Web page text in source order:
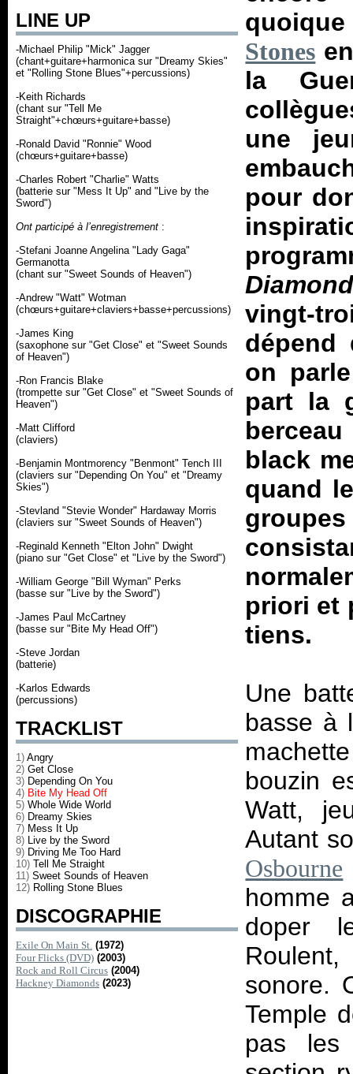
LINE UP
-Michael Philip "Mick" Jagger
(chant+guitare+harmonica sur "Dreamy Skies"
et "Rolling Stone Blues"+percussions)
-Keith Richards
(chant sur "Tell Me
Straight"+chœurs+guitare+basse)
-Ronald David "Ronnie" Wood
(chœurs+guitare+basse)
-Charles Robert "Charlie" Watts
(batterie sur "Mess It Up" and "Live by the
Sword")
Ont participé à l’enregistrement :
-Stefani Joanne Angelina "Lady Gaga"
Germanotta
(chant sur "Sweet Sounds of Heaven")
-Andrew "Watt" Wotman
(chœurs+guitare+claviers+basse+percussions)
-James King
(saxophone sur "Get Close" et "Sweet Sounds
of Heaven")
-Ron Francis Blake
(trompette sur "Get Close" et "Sweet Sounds of
Heaven")
-Matt Clifford
(claviers)
-Benjamin Montmorency "Benmont" Tench III
(claviers sur "Depending On You" et "Dreamy
Skies")
-Stevland "Stevie Wonder" Hardaway Morris
(claviers sur "Sweet Sounds of Heaven")
-Reginald Kenneth "Elton John" Dwight
(piano sur "Get Close" et "Live by the Sword")
-William George "Bill Wyman" Perks
(basse sur "Live by the Sword")
-James Paul McCartney
(basse sur "Bite My Head Off")
-Steve Jordan
(batterie)
-Karlos Edwards
(percussions)
TRACKLIST
1) Angry
2) Get Close
3) Depending On You
4) Bite My Head Off
5) Whole Wide World
6) Dreamy Skies
7) Mess It Up
8) Live by the Sword
9) Driving Me Too Hard
10) Tell Me Straight
11) Sweet Sounds of Heaven
12) Rolling Stone Blues
DISCOGRAPHIE
Exile On Main St. (1972)
Four Flicks (DVD) (2003)
Rock and Roll Circus (2004)
Hackney Diamonds (2023)
Stones
la
une
pour
vingt-
dépend
on
part la
black
quand
priori et
tiens.
Une
basse à
bouzin
Watt,
Autant
Osbourne
homme
doper
sonore.
Temple
pas les